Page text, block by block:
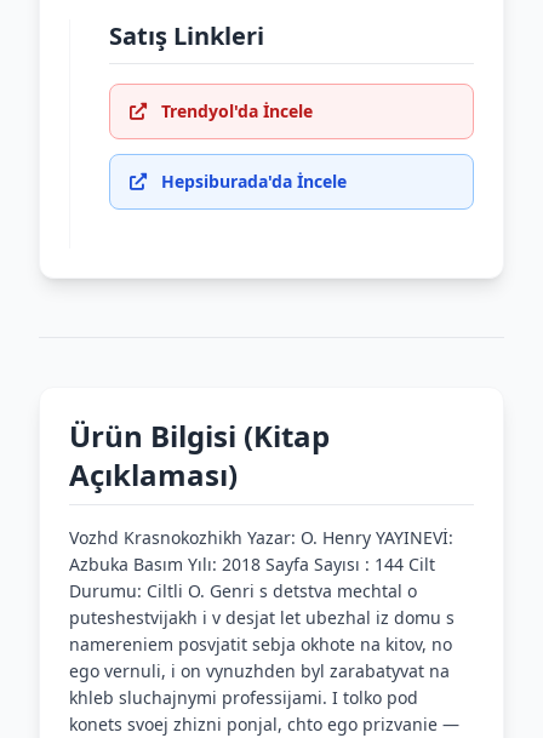
Satış Linkleri
Trendyol'da İncele
Hepsiburada'da İncele
Ürün Bilgisi (Kitap
Açıklaması)
Vozhd Krasnokozhikh Yazar: O. Henry YAYINEVİ:
Azbuka Basım Yılı: 2018 Sayfa Sayısı : 144 Cilt
Durumu: Ciltli O. Genri s detstva mechtal o
puteshestvijakh i v desjat let ubezhal iz domu s
namereniem posvjatit sebja okhote na kitov, no
ego vernuli, i on vynuzhden byl zarabatyvat na
khleb sluchajnymi professijami. I tolko pod
konets svoej zhizni ponjal, chto ego prizvanie —